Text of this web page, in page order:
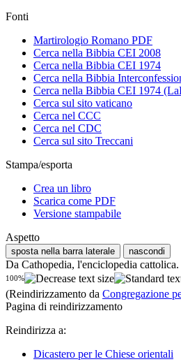
Fonti
Martirologio Romano PDF
Cerca nella Bibbia CEI 2008
Cerca nella Bibbia CEI 1974
Cerca nella Bibbia
Cerca nella Bibbia CEI 1974
Cerca sul sito vaticano
Cerca nel CCC
Cerca nel CDC
Cerca sul sito Treccani
Stampa/esporta
Crea un libro
Scarica come PDF
Versione stampabile
Aspetto
sposta nella barra laterale nascondi
Da Cathopedia, l'enciclopedia cattolica.
100%
(Reindirizzamento da Congregazione
Pagina di reindirizzamento
Reindirizza a:
Dicastero per le Chiese orientali